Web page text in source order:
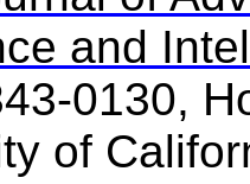
and
0130,
of